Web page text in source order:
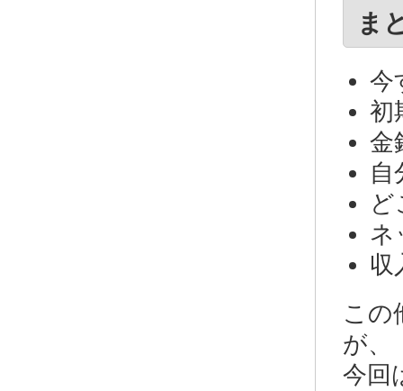
ま
今
初
金
自
ネ
収
この
が、
今回